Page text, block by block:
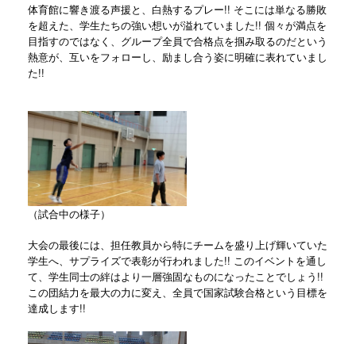
体育館に響き渡る声援と、白熱するプレー!! そこには単なる勝敗
を超えた、学生たちの強い想いが溢れていました!! 個々が満点を
目指すのではなく、グループ全員で合格点を掴み取るのだという
熱意が、互いをフォローし、励まし合う姿に明確に表れていまし
た!!
（試合中の様子）
大会の最後には、担任教員から特にチームを盛り上げ輝いていた
学生へ、サプライズで表彰が行われました!! このイベントを通し
て、学生同士の絆はより一層強固なものになったことでしょう!!
この団結力を最大の力に変え、全員で国家試験合格という目標を
達成します!!